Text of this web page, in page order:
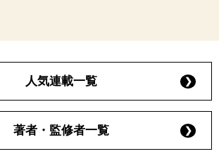
人気連載一覧
著者・監修者一覧